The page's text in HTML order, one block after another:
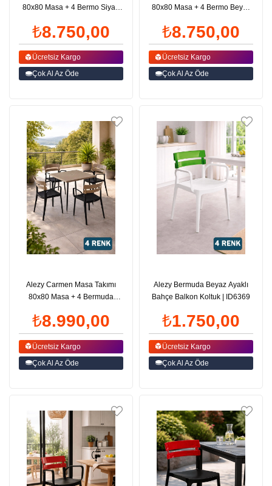
80x80 Masa + 4 Bermo Siyah
₺8.750,00
Ücretsiz Kargo
Çok Al Az Öde
80x80 Masa + 4 Bermo Beyaz
₺8.750,00
Ücretsiz Kargo
Çok Al Az Öde
Alezy Carmen Masa Takımı
80x80 Masa + 4 Bermuda
₺8.990,00
Ücretsiz Kargo
Çok Al Az Öde
Alezy Bermuda Beyaz Ayaklı
Bahçe Balkon Koltuk | ID6369
₺1.750,00
Ücretsiz Kargo
Çok Al Az Öde